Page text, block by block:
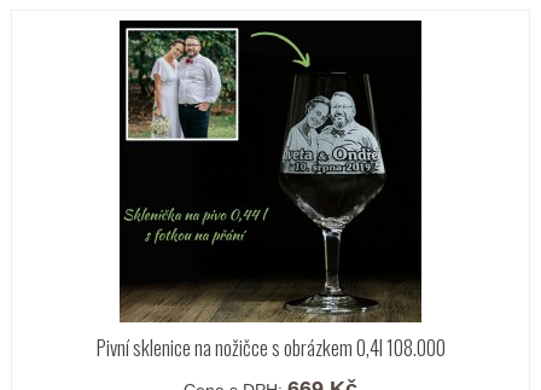
Pivní sklenice na nožičce s obrázkem 0,4l 108.000